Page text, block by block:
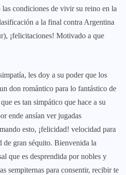
las condiciones de vivir su reino en la
a la final contra Argentina
¡felicitaciones! Motivado a que
les doy a su poder que los
don romántico para lo fantástico de
es tan simpático que hace a su
ende ansían ver jugadas
esto, ¡felicidad! velocidad para
de gran séquito. Bienvenida la
que es desprendida por nobles y
sempiternas para consentir, recibir te